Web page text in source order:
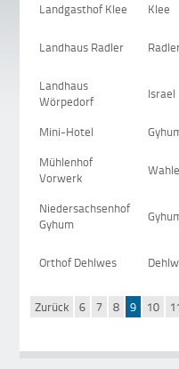
Landgasthof Klee Klee
Landhaus Radler
Landhaus
Wörpedorf
Israel
Mini-Hotel
Mühlenhof
Vorwerk
Niedersachsenhof
Gyhum
Orthof Dehlwes
Zurück 6 7 8 9 10